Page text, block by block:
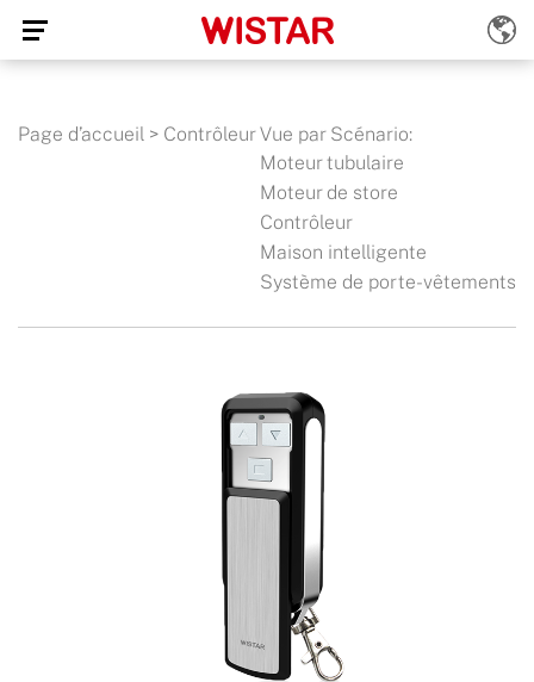
Page d’accueil > ContrôleurVue par Scénario:
Moteur tubulaire
Moteur de store
Contrôleur
Maison intelligente
Système de porte-vêtements